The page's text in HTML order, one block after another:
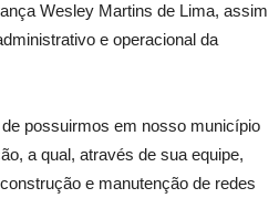
Wesley Martins de Lima, assim
e operacional da
possuirmos em nosso município
a qual, através de sua equipe,
e manutenção de redes